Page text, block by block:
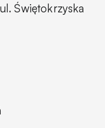
Świętokrzyska